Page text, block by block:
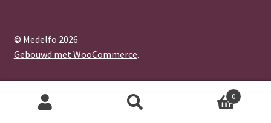
© Medelfo 2026
Gebouwd met WooCommerce.
0